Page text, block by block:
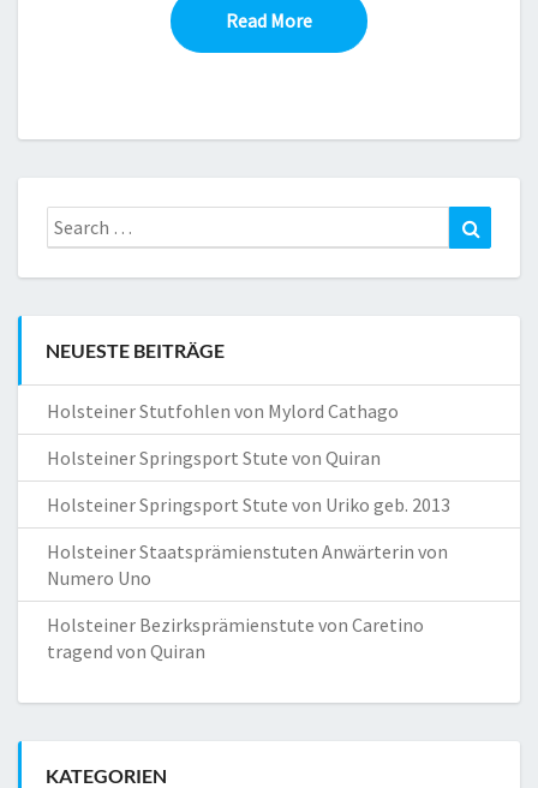
Read MoreRead More
Search
for:
NEUESTE BEITRÄGE
Holsteiner Stutfohlen von Mylord Cathago
Holsteiner Springsport Stute von Quiran
Holsteiner Springsport Stute von Uriko geb. 2013
Holsteiner Staatsprämienstuten Anwärterin von
Numero Uno
Holsteiner Bezirksprämienstute von Caretino
tragend von Quiran
KATEGORIEN